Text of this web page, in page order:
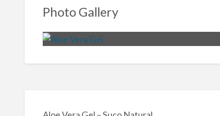
Photo Gallery